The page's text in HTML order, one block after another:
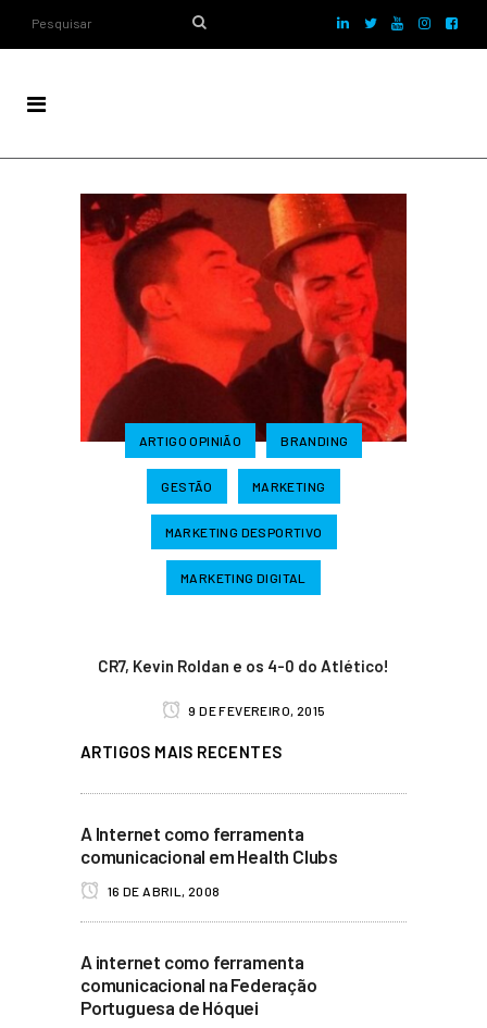
ARTIGO OPINIÃO BRANDING
GESTÃO MARKETING
MARKETING DESPORTIVO
MARKETING DIGITAL
CR7, Kevin Roldan e os 4-0 do Atlético!
9 DE FEVEREIRO, 2015
ARTIGOS MAIS RECENTES
A Internet como ferramenta
comunicacional em Health Clubs
16 DE ABRIL, 2008
A internet como ferramenta
comunicacional na Federação
Portuguesa de Hóquei